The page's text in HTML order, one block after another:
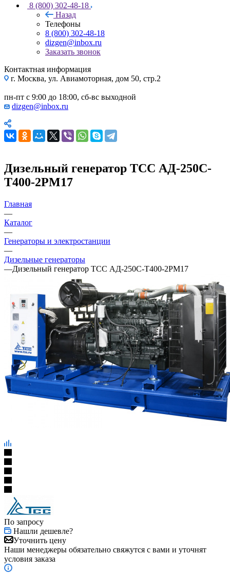
8 (800) 302-48-18
Назад
Телефоны
8 (800) 302-48-18
dizgen@inbox.ru
Заказать звонок
Контактная информация
г. Москва, ул. Авиамоторная, дом 50, стр.2
пн-пт с 9:00 до 18:00, сб-вс выходной
dizgen@inbox.ru
Дизельный генератор ТСС АД-250С-
Т400-2РМ17
Главная
—
Каталог
—
Генераторы и электростанции
—
Дизельные генераторы
—Дизельный генератор ТСС АД-250С-Т400-2РМ17
По запросу
Нашли дешевле?
Уточнить цену
Наши менеджеры обязательно свяжутся с вами и уточнят
условия заказа